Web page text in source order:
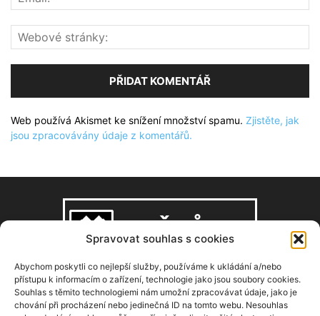
Spravovat souhlas s cookies
Abychom poskytli co nejlepší služby, používáme k ukládání a/nebo
přístupu k informacím o zařízení, technologie jako jsou soubory cookies.
Souhlas s těmito technologiemi nám umožní zpracovávat údaje, jako je
chování při procházení nebo jedinečná ID na tomto webu. Nesouhlas
Web používá Akismet ke snížení množství spamu. Zjistěte, jak
jsou zpracovávány údaje z komentářů.
O NÁS